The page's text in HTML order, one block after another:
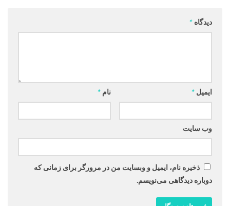
دیدگاه *
نام * ایمیل *
وب‌ سایت
ذخیره نام، ایمیل و وبسایت من در مرورگر برای زمانی که
دوباره دیدگاهی می‌نویسم.